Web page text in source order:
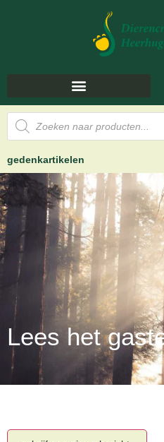
gedenkartikelen
Lees het